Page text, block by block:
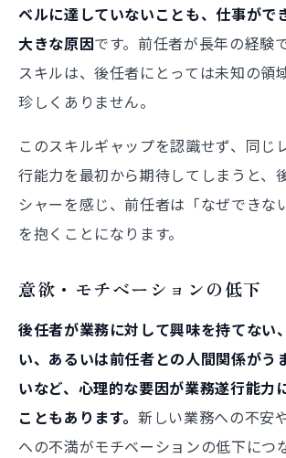
ベルに達していないことも、仕事がで
大きな原因です。前任者が長年の経験
スキルは、後任者にとっては未知の領
珍しくありません。
このスキルギャップを認識せず、同じ
行能力を最初から期待してしまうと、
シャーを感じ、前任者は「なぜできな
を抱くことになります。
意欲・モチベーションの低下
後任者が業務に対して興味を持てない
い、あるいは前任者との人間関係がう
いなど、心理的な要因が業務遂行能力
こともあります。新しい業務への不安
への不満がモチベーションの低下につ